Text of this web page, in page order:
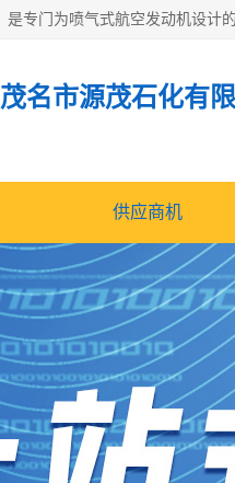
茂名市源茂石化有
供应商机